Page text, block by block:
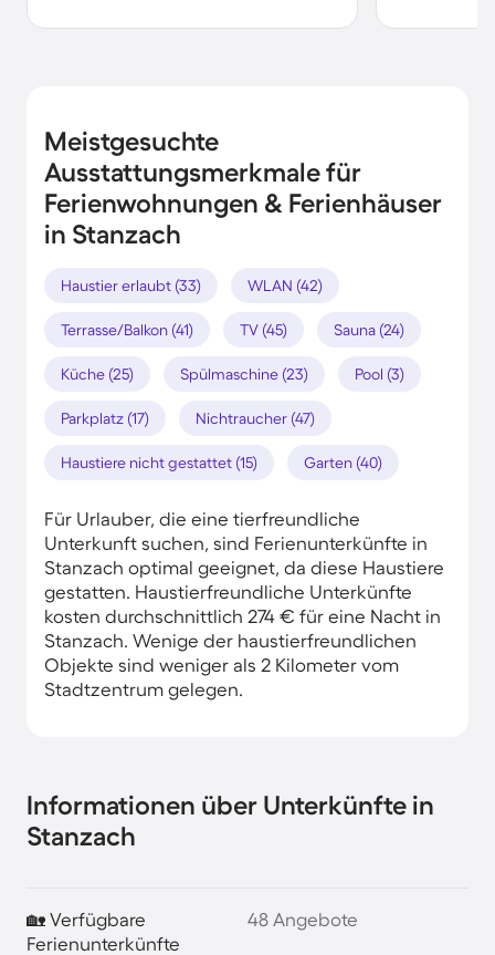
Meistgesuchte
Ausstattungsmerkmale für
Ferienwohnungen & Ferienhäuser
in Stanzach
Haustier erlaubt (33) WLAN (42)
Terrasse/Balkon (41) TV (45) Sauna (24)
Küche (25) Spülmaschine (23) Pool (3)
Parkplatz (17) Nichtraucher (47)
Haustiere nicht gestattet (15) Garten (40)
Für Urlauber, die eine tierfreundliche
Unterkunft suchen, sind Ferienunterkünfte in
Stanzach optimal geeignet, da diese Haustiere
gestatten. Haustierfreundliche Unterkünfte
kosten durchschnittlich 274 € für eine Nacht in
Stanzach. Wenige der haustierfreundlichen
Objekte sind weniger als 2 Kilometer vom
Stadtzentrum gelegen.
Informationen über Unterkünfte in
Stanzach
🏡 Verfügbare
Ferienunterkünfte
48 Angebote